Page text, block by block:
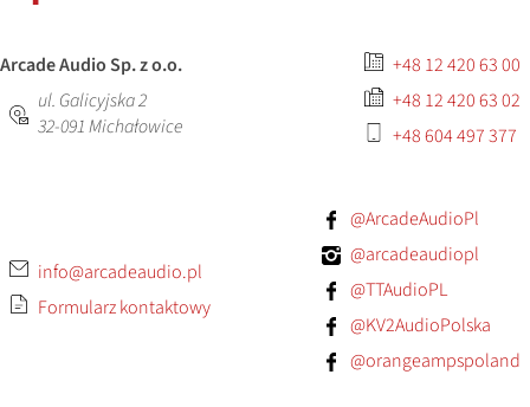
Arcade Audio Sp. z o.o.
ul. Galicyjska 2
32-091Michałowice
+48 12 420 63 00
+48 12 420 63 02
+48 604 497 377
info@arcadeaudio.pl
Formularz kontaktowy
@ArcadeAudioPl
@arcadeaudiopl
@TTAudioPL
@KV2AudioPolska
@orangeampspoland